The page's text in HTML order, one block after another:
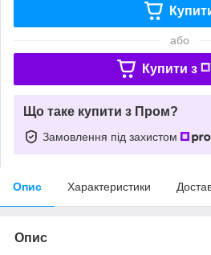
або
Купити з
Що таке купити з Пром?
Замовлення під захистом
Опис Характеристики
Опис